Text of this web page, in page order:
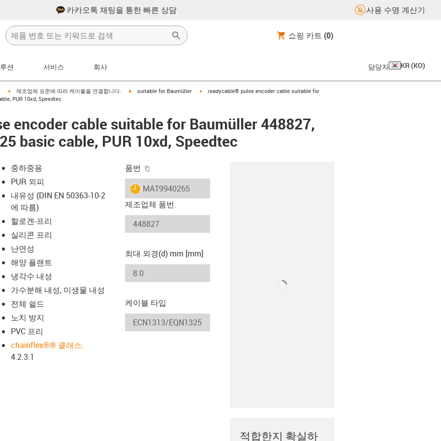
카카오톡 채팅을 통한 빠른 상담 사용 수명 계산기
쇼핑 카트 (0)
션 서비스 회사 담당자 KR (KO)
igus-icon-arrow-right
제조업체 표준에 따라 케이블을 연결합니다. igus-icon-arrow-right
suitable for Baumüller igus-icon-arrow-right
readycable® pulse encoder cable suitable for
PUR 10xd, Speedtec
encoder cable suitable for Baumüller 448827,
basic cable, PUR 10xd, Speedtec
lupe
lupe
중하중용
PUR 외피
내유성 (DIN EN 50363-10-2
에 따름)
할로겐-프리
실리콘 프리
난연성
해양 플랜트
냉각수 내성
가수분해 내성, 미생물 내성
전체 쉴드
노치 방지
PVC 프리
chainflex®® 클래스:
4.2.3.1
품번
igus-icon-lieferzeit
MAT9940265
제조업체 품번.
최대 외경(d) mm [mm]
케이블 타입
적합한지 확실하